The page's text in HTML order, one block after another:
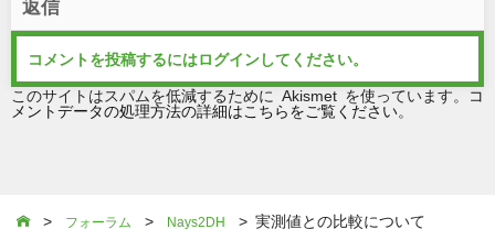
返信
コメントを投稿するにはログイン してください。
このサイトはスパムを低減するために Akismet を使っています。
コ
メントデータの処理方法の詳細はこちらをご覧ください
 > フォーラム > Nays2DH > 実測値との比較について